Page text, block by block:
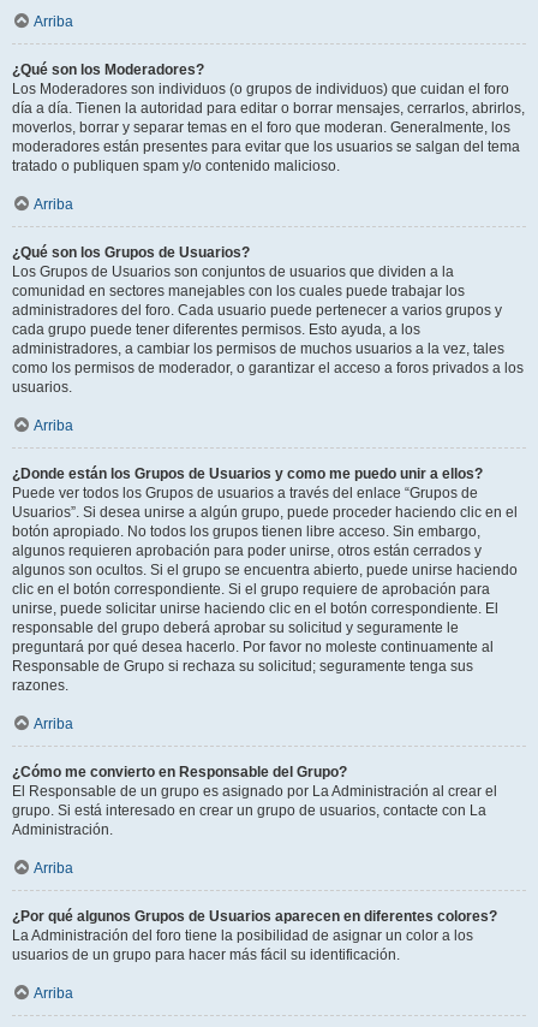
Arriba
¿Qué son los Moderadores?
Los Moderadores son individuos (o grupos de individuos) que cuidan el foro
día a día. Tienen la autoridad para editar o borrar mensajes, cerrarlos, abrirlos,
moverlos, borrar y separar temas en el foro que moderan. Generalmente, los
moderadores están presentes para evitar que los usuarios se salgan del tema
tratado o publiquen spam y/o contenido malicioso.
Arriba
¿Qué son los Grupos de Usuarios?
Los Grupos de Usuarios son conjuntos de usuarios que dividen a la
comunidad en sectores manejables con los cuales puede trabajar los
administradores del foro. Cada usuario puede pertenecer a varios grupos y
cada grupo puede tener diferentes permisos. Esto ayuda, a los
administradores, a cambiar los permisos de muchos usuarios a la vez, tales
como los permisos de moderador, o garantizar el acceso a foros privados a los
usuarios.
Arriba
¿Donde están los Grupos de Usuarios y como me puedo unir a ellos?
Puede ver todos los Grupos de usuarios a través del enlace “Grupos de
Usuarios”. Si desea unirse a algún grupo, puede proceder haciendo clic en el
botón apropiado. No todos los grupos tienen libre acceso. Sin embargo,
algunos requieren aprobación para poder unirse, otros están cerrados y
algunos son ocultos. Si el grupo se encuentra abierto, puede unirse haciendo
clic en el botón correspondiente. Si el grupo requiere de aprobación para
unirse, puede solicitar unirse haciendo clic en el botón correspondiente. El
responsable del grupo deberá aprobar su solicitud y seguramente le
preguntará por qué desea hacerlo. Por favor no moleste continuamente al
Responsable de Grupo si rechaza su solicitud; seguramente tenga sus
razones.
Arriba
¿Cómo me convierto en Responsable del Grupo?
El Responsable de un grupo es asignado por La Administración al crear el
grupo. Si está interesado en crear un grupo de usuarios, contacte con La
Administración.
Arriba
¿Por qué algunos Grupos de Usuarios aparecen en diferentes colores?
La Administración del foro tiene la posibilidad de asignar un color a los
usuarios de un grupo para hacer más fácil su identificación.
Arriba